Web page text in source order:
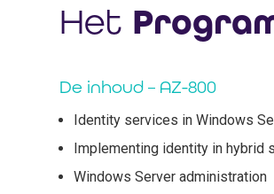
Het
De inhoud – AZ-800
Identity services in Windows
Implementing identity in hybrid
Windows Server administration